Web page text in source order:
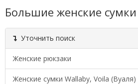
Большие женские сумки
Уточнить поиск
Женские рюкзаки
Женские сумки Wallaby, Voila (Вуаля)